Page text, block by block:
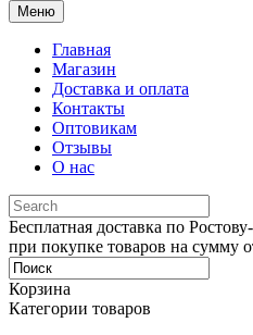
Меню
Главная
Магазин
Доставка и оплата
Контакты
Оптовикам
Отзывы
О нас
Бесплатная доставка по
при покупке товаров на сумму
Корзина
Категории товаров